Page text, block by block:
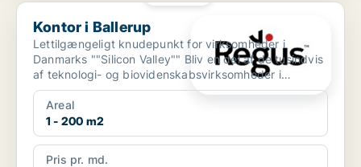
Kontor i Ballerup
Kontor i Ballerup
Lettilgængeligt knudepunkt for virksomheder i
Danmarks ""Silicon Valley"" Bliv en del af de tusindvis
af teknologi- og biovidenskabsvirksomheder i
Ballerups...
Areal
1 - 200 m2
Pris pr. md.